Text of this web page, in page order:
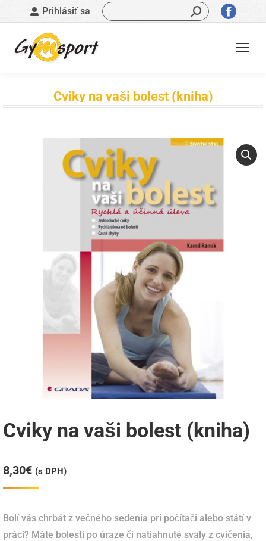
Prihlásiť sa Vyhľadávanie:
sa
otvorí
Cviky na vaši bolest (kniha)
Cviky na vaši bolest (kniha)
8,30€ (s DPH)
Bolí vás chrbát z večného sedenia pri počítači alebo státí v
práci? Máte bolesti po úraze či natiahnuté svaly z cvičenia,